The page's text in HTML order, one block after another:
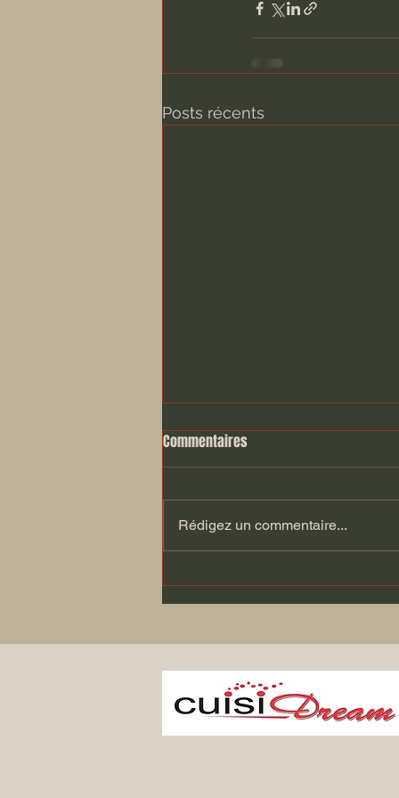
Posts récents
Réalisation Cuisidream, cuisine
Schroeder, Plan de travail en
electros Miele
Commentaires
Rédigez un commentaire...